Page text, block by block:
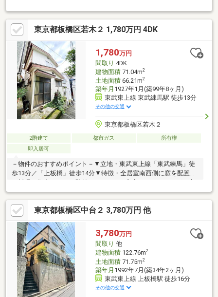
わせた資金計画をご提案させて頂きます。メガバンクから地銀・
信金、ネット銀行まで、ご要望に合わせてお手続きをサポートし
ます。◇◆◇白馬のサポート社外ファイナンシャルプランナーに
よる、住宅購入以外のライフプランも含めたご提案も無料サポー
ト。安心の住宅設備延長保証もご利用頂けます。グループの白馬
建設にてリフォーム・リノベのご相談を承ります。ワンストップ
サービスを提供いたしますのでご相談ください。
東京都板橋区若木２ 1,780万円 4DK
1,780万円
間取り 4DK
建物面積71.04m2
土地面積66.21m2
築年月 1927年1月(築99年8ヶ月)
東武東上線 東武練馬駅 徒歩13分
その他の交通
東京都板橋区若木２
2階建て 都市ガス
所有権
即入居可
－物件のおすすめポイント－▼立地・東武東上線「東武練馬」徒
歩13分／「上板橋」徒歩14分▼特徴・全居室南西側に窓を配置・
更(2014年10月)・1階各洋室等に収納スペース有・即引渡し可能
(残金精算後)▼周辺環境・板橋区立若木小学校 徒歩5分(約
400m)・コモディイイダ徳丸店 徒歩7分(約530m)・板橋区立若木
第二公園 徒歩2分(約120m)・ファミリーマート板橋西台店 徒歩5
分(約340m)■ ご希望の住まい探しをお手伝いします
━━━━━・・・物件の詳細・ご相談はお気軽にお問い合わせく
ださい。
東京都板橋区中台２ 3,780万円 他
3,780万円
間取り 他
建物面積122.76m2
土地面積71.75m2
築年月 1992年7月(築34年2ヶ月)
東武東上線 上板橋駅 徒歩16分
その他の交通